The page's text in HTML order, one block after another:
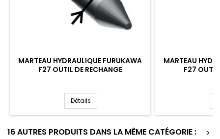
MARTEAU HYDRAULIQUE FURUKAWA
F27 OUTIL DE RECHANGE
Détails
MARTEAU
F27 OUTIL
16 AUTRES PRODUITS DANS LA MÊME CATÉGORIE :
>